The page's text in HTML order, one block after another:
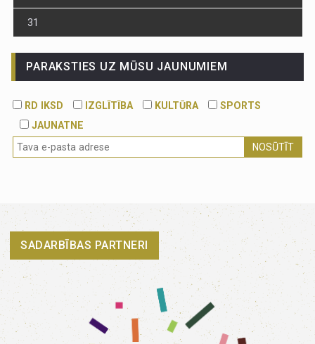
31
PARAKSTIES UZ MŪSU JAUNUMIEM
RD IKSD IZGLĪTĪBA KULTŪRA
SPORTS
JAUNATNE
NOSŪTĪT
SADARBĪBAS PARTNERI